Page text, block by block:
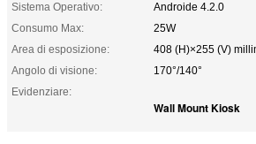
Sistema Operativo:
Androide 4.2.0
Consumo Max:
25W
Area di esposizione:
408 (H)×255 (V)
Angolo di visione:
170°/140°
Evidenziare:
Wall Mount Kiosk